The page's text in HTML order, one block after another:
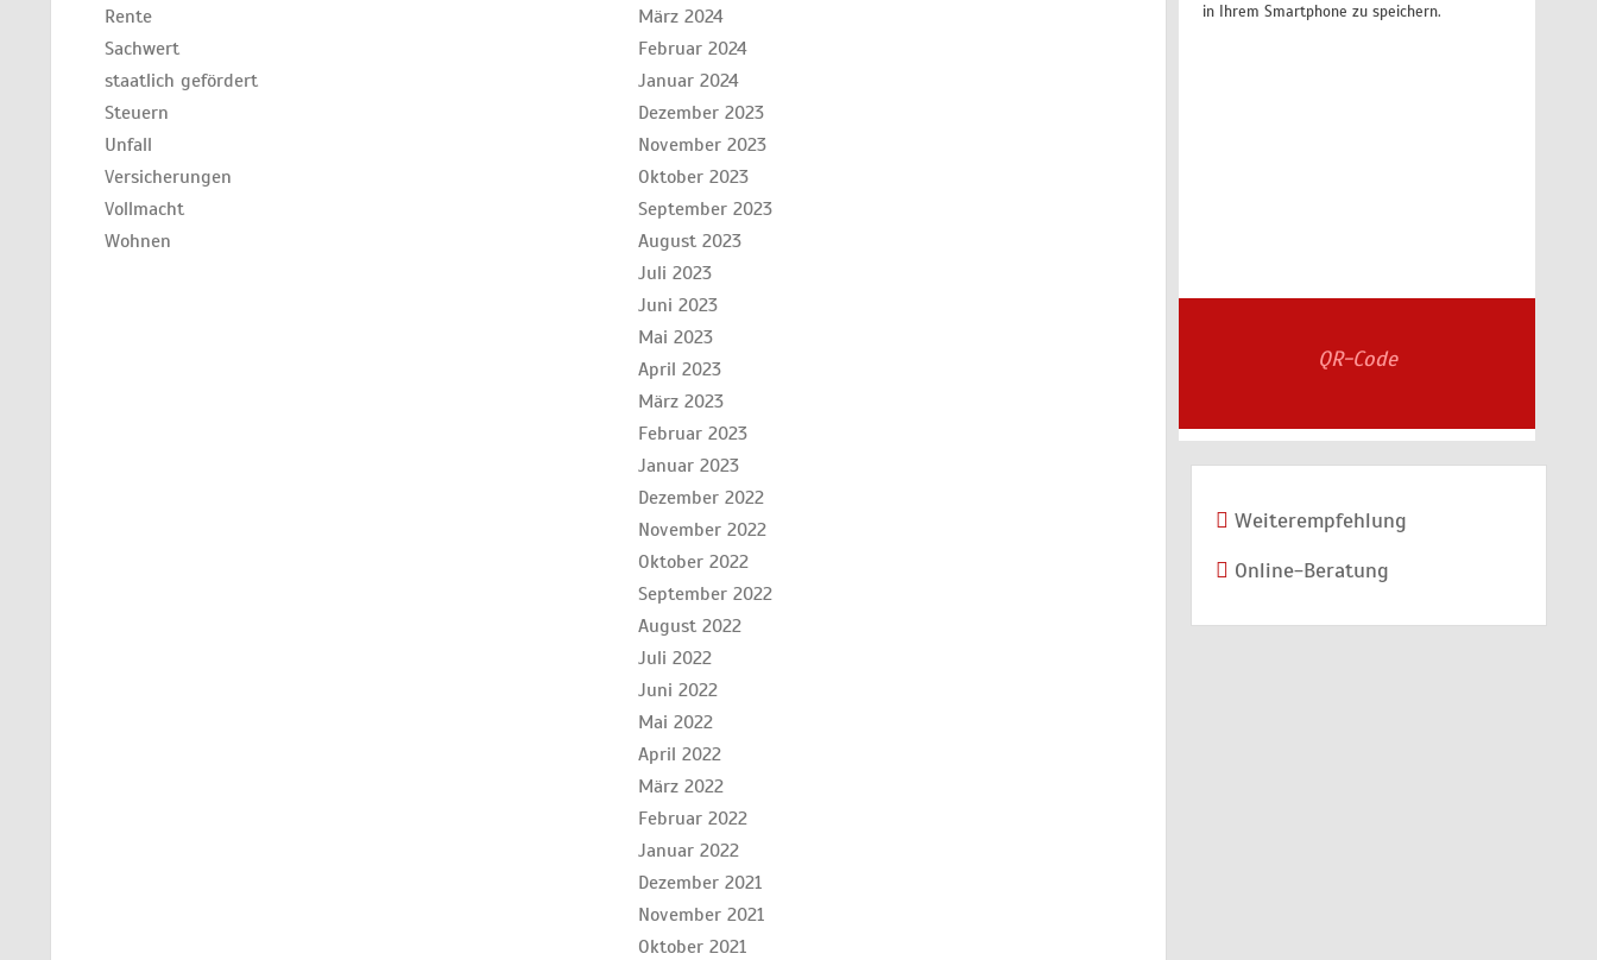
in Ihrem Smartphone zu speichern.
QR-Code
Weiterempfehlung
Online-Beratung
Rente
Sachwert
staatlich gefördert
Steuern
Unfall
Versicherungen
Vollmacht
Wohnen
März 2024
Februar 2024
Januar 2024
Dezember 2023
November 2023
Oktober 2023
September 2023
August 2023
Juli 2023
Juni 2023
Mai 2023
April 2023
März 2023
Februar 2023
Januar 2023
Dezember 2022
November 2022
Oktober 2022
September 2022
August 2022
Juli 2022
Juni 2022
Mai 2022
April 2022
März 2022
Februar 2022
Januar 2022
Dezember 2021
November 2021
Oktober 2021